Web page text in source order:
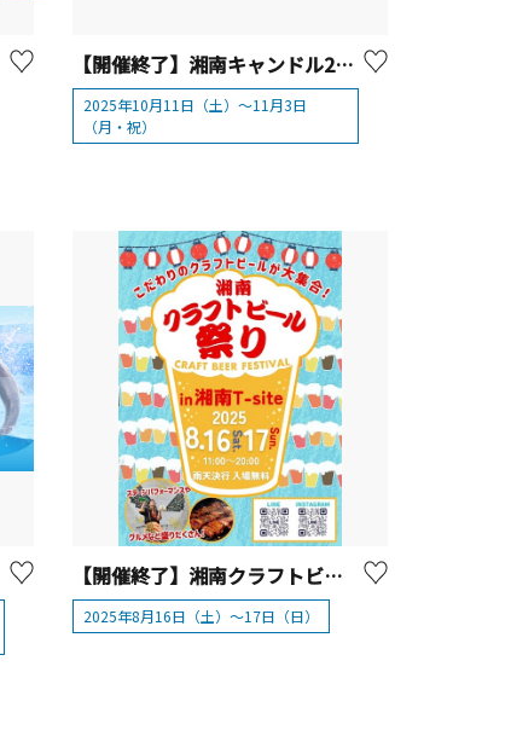
【開催終了】湘南キャンドル2025
2025年10月11日（土）～11月3日
（月・祝）
【開催終了】湘南クラフトビール祭りin 湘南T-site 2025
2025年8月16日（土）～17日（日）